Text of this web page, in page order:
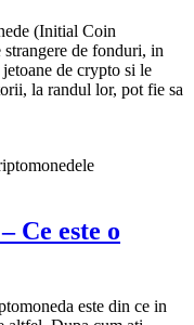
(Initial Coin
de fonduri, in
de crypto si le
la randul lor, pot fie sa
Ce este o
este din ce in